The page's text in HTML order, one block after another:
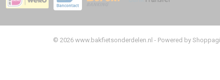
© 2026 www.bakfietsonderdelen.nl - Powered by